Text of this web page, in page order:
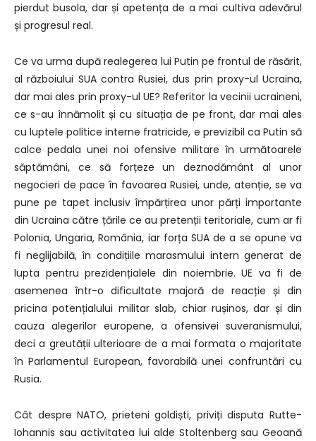
pierdut busola, dar și apetența de a mai cultiva adevărul
și progresul real.
Ce va urma după realegerea lui Putin pe frontul de răsărit,
al războiului SUA contra Rusiei, dus prin proxy-ul Ucraina,
dar mai ales prin proxy-ul UE? Referitor la vecinii ucraineni,
ce s-au înnămolit și cu situația de pe front, dar mai ales
cu luptele politice interne fratricide, e previzibil ca Putin să
calce pedala unei noi ofensive militare în următoarele
săptămâni, ce să forțeze un deznodământ al unor
negocieri de pace în favoarea Rusiei, unde, atenție, se va
pune pe tapet inclusiv împărțirea unor părți importante
din Ucraina către țările ce au pretenții teritoriale, cum ar fi
Polonia, Ungaria, România, iar forța SUA de a se opune va
fi neglijabilă, în condițiile marasmului intern generat de
lupta pentru prezidențialele din noiembrie. UE va fi de
asemenea într-o dificultate majoră de reacție și din
pricina potențialului militar slab, chiar rușinos, dar și din
cauza alegerilor europene, a ofensivei suveranismului,
deci a greutății ulterioare de a mai formata o majoritate
în Parlamentul European, favorabilă unei confruntări cu
Rusia.
Cât despre NATO, prieteni goldiști, priviți disputa Rutte-
Iohannis sau activitatea lui alde Stoltenberg sau Geoană